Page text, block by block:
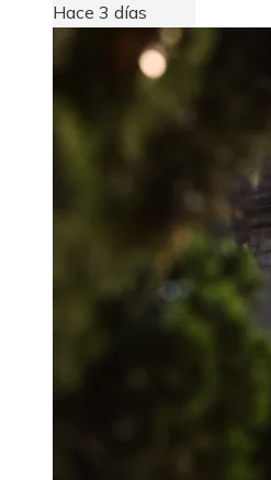
Hace 3 días